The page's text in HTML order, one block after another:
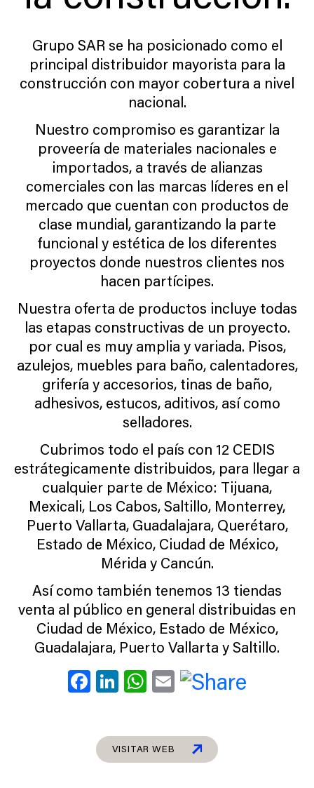
Grupo SAR se ha posicionado como el
principal distribuidor mayorista para la
construcción con mayor cobertura a nivel
nacional.
Nuestro compromiso es garantizar la
proveería de materiales nacionales e
importados, a través de alianzas
comerciales con las marcas líderes en el
mercado que cuentan con productos de
clase mundial, garantizando la parte
funcional y estética de los diferentes
proyectos donde nuestros clientes nos
hacen partícipes.
Nuestra oferta de productos incluye todas
las etapas constructivas de un proyecto.
por cual es muy amplia y variada. Pisos,
azulejos, muebles para baño, calentadores,
grifería y accesorios, tinas de baño,
adhesivos, estucos, aditivos, así como
selladores.
Cubrimos todo el país con 12 CEDIS
estrátegicamente distribuidos, para llegar a
cualquier parte de México: Tijuana,
Mexicali, Los Cabos, Saltillo, Monterrey,
Puerto Vallarta, Guadalajara, Querétaro,
Estado de México, Ciudad de México,
Mérida y Cancún.
Así como también tenemos 13 tiendas
venta al público en general distribuidas en
Ciudad de México, Estado de México,
Guadalajara, Puerto Vallarta y Saltillo.
Facebook
LinkedIn
WhatsApp
Email
VISITAR WEB